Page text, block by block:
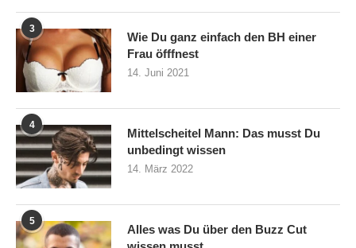
3
Wie Du ganz einfach den BH einer
Frau öfffnest
14. Juni 2021
4
Mittelscheitel Mann: Das musst Du
unbedingt wissen
14. März 2022
5
Alles was Du über den Buzz Cut